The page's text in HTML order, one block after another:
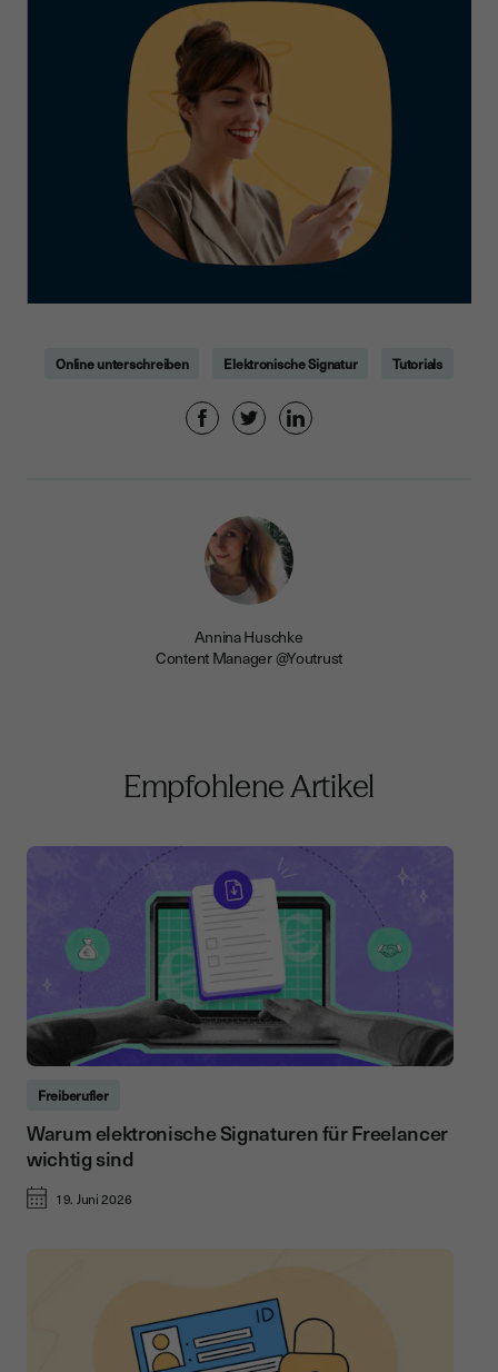
Online unterschreiben Elektronische Signatur Tutorials
Annina Huschke
Content Manager @Youtrust
Empfohlene Artikel
Freiberufler
Warum elektronische Signaturen für Freelancer
wichtig sind
19. Juni 2026